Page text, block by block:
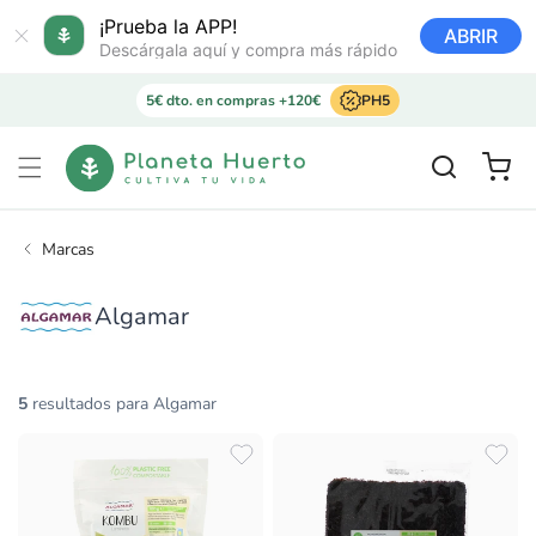
¡Prueba la APP!
Descárgala aquí y compra más rápido
ABRIR
directamente
al contenido
5€ dto. en compras +120€ PH5
Carrito
Marcas
Algamar
5 resultados para Algamar